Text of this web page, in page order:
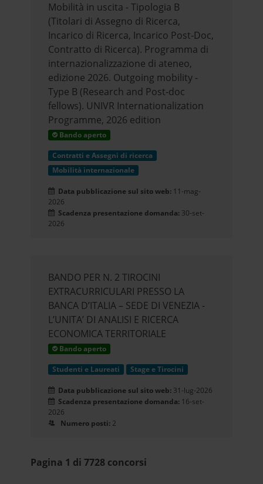
Mobilità in uscita - Tipologia B
(Titolari di Assegno di Ricerca,
Incarico di Ricerca, Incarico Post-Doc,
Contratto di Ricerca). Programma di
internazionalizzazione di ateneo,
edizione 2026. Outgoing mobility -
Type B (Research and Post-doc
fellows). UNIVR Internationalization
Programme, 2026 edition
Bando aperto
Contratti e Assegni di ricerca
Mobilità internazionale
Data pubblicazione sul sito web: 11-mag-
2026
Scadenza presentazione domanda: 30-set-
2026
BANDO PER N. 2 TIROCINI
EXTRACURRICULARI PRESSO LA
BANCA D’ITALIA – SEDE DI VENEZIA -
L’UNITA’ DI ANALISI E RICERCA
ECONOMICA TERRITORIALE
Bando aperto
Studenti e Laureati Stage e Tirocini
Data pubblicazione sul sito web: 31-lug-2026
Scadenza presentazione domanda: 16-set-
2026
Numero posti: 2
Pagina 1 di 7728 concorsi